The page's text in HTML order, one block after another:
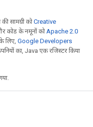
सामग्री कोCreative
कोड के नमूनों कोApache 2.0
लिए, Google Developers
का, Java एक रजिस्टर किया